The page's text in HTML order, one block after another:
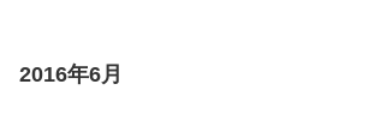
2016年6月